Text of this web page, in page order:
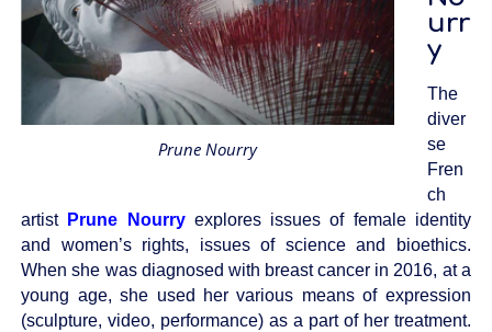
Prune Nourry
urr
y
The
diver
se
Fren
ch
artist Prune Nourry explores issues of female identity
and women’s rights, issues of science and bioethics.
When she was diagnosed with breast cancer in 2016, at a
young age, she used her various means of expression
(sculpture, video, performance) as a part of her treatment.